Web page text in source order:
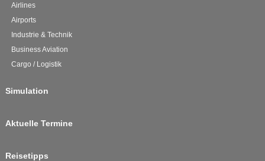
Airlines
Airports
Industrie & Technik
Business Aviation
Cargo / Logistik
Simulation
Aktuelle Termine
Reisetipps